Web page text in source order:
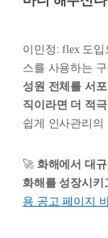
이민정: flex 도
스를 사용하는
성원 전체를 서
직이라면 더 적
쉽게 인사관리의
🚀 화해에서 대
화해를 성장시키
용 공고 페이지